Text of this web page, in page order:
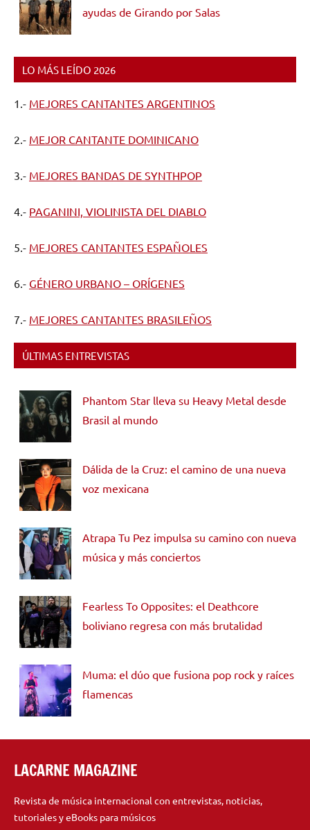
ayudas de Girando por Salas
LO MÁS LEÍDO 2026
1.- MEJORES CANTANTES ARGENTINOS
2.- MEJOR CANTANTE DOMINICANO
3.- MEJORES BANDAS DE SYNTHPOP
4.- PAGANINI, VIOLINISTA DEL DIABLO
5.- MEJORES CANTANTES ESPAÑOLES
6.- GÉNERO URBANO – ORÍGENES
7.- MEJORES CANTANTES BRASILEÑOS
ÚLTIMAS ENTREVISTAS
Phantom Star lleva su Heavy Metal desde
Brasil al mundo
Dálida de la Cruz: el camino de una nueva
voz mexicana
Atrapa Tu Pez impulsa su camino con nueva
música y más conciertos
Fearless To Opposites: el Deathcore
boliviano regresa con más brutalidad
Muma: el dúo que fusiona pop rock y raíces
flamencas
LACARNE MAGAZINE
Revista de música internacional con entrevistas, noticias,
tutoriales y eBooks para músicos